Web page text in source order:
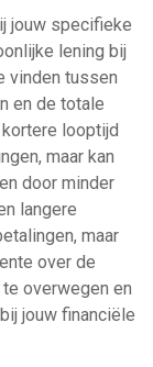
jouw specifieke
lening bij
vinden tussen
en de totale
looptijd
maar kan
door minder
langere
maar
over de
overwegen en
jouw financiële